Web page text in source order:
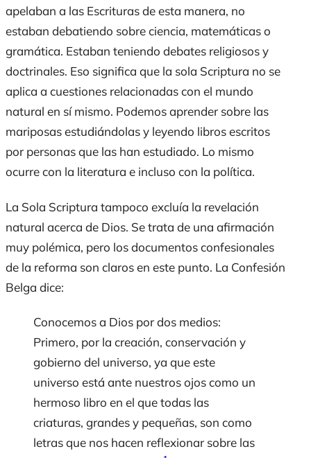
apelaban a las Escrituras de esta manera, no
estaban debatiendo sobre ciencia, matemáticas o
gramática. Estaban teniendo debates religiosos y
doctrinales. Eso significa que la sola Scriptura no se
aplica a cuestiones relacionadas con el mundo
natural en sí mismo. Podemos aprender sobre las
mariposas estudiándolas y leyendo libros escritos
por personas que las han estudiado. Lo mismo
ocurre con la literatura e incluso con la política.
La Sola Scriptura tampoco excluía la revelación
natural acerca de Dios. Se trata de una afirmación
muy polémica, pero los documentos confesionales
de la reforma son claros en este punto. La Confesión
Belga dice:
Conocemos a Dios por dos medios:
Primero, por la creación, conservación y
gobierno del universo, ya que este
universo está ante nuestros ojos como un
hermoso libro en el que todas las
criaturas, grandes y pequeñas, son como
letras que nos hacen reflexionar sobre las